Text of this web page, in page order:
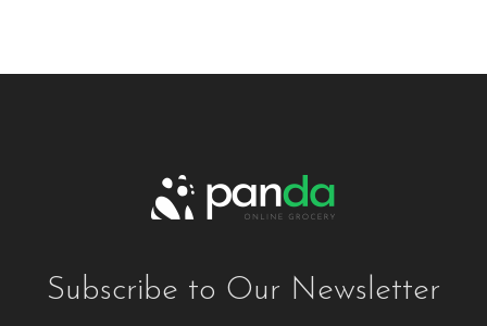
Subscribe to Our Newsletter